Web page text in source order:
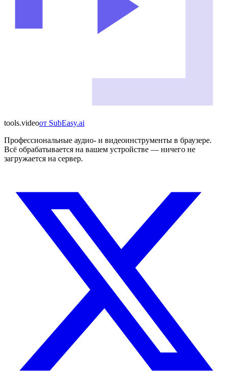
tools.videoот SubEasy.ai
Профессиональные аудио- и видеоинструменты в браузере.
Всё обрабатывается на вашем устройстве — ничего не
загружается на сервер.